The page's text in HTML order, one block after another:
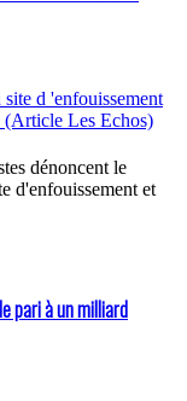
dénoncent le
d'enfouissement et
pari à un milliard